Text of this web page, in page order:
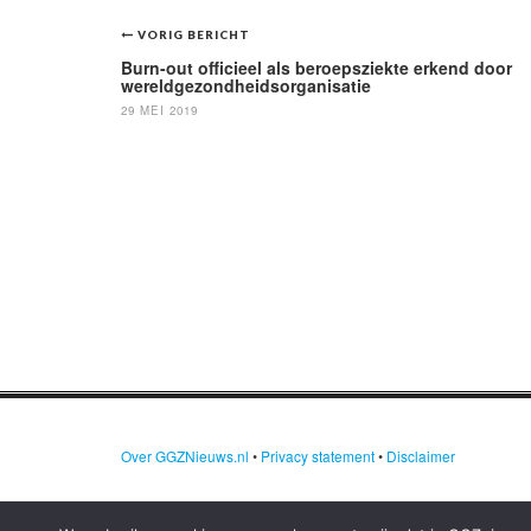
Bericht
navigatie
VORIG BERICHT
Burn-out officieel als beroepsziekte erkend door
wereldgezondheidsorganisatie
29 MEI 2019
Over GGZNieuws.nl • Privacy statement• Disclaimer